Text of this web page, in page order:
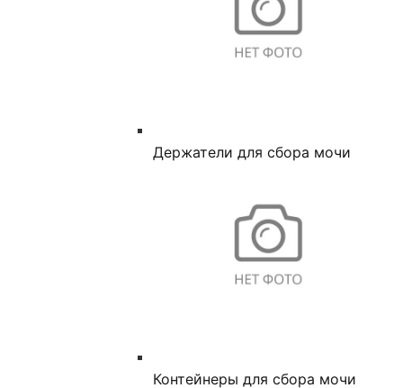
Держатели для сбора мочи
Контейнеры для сбора мочи